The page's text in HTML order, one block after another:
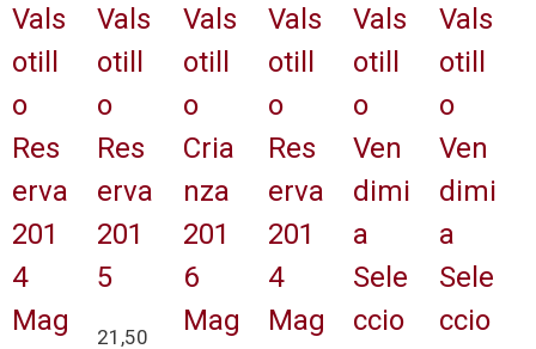
Vals
otill
o
Res
erva
201
4
Mag
Vals
otill
o
Res
erva
201
5
21,50
Vals
otill
o
Cria
nza
201
6
Mag
Vals
otill
o
Res
erva
201
4
Mag
Vals
otill
o
Ven
dimi
a
Sele
ccio
Vals
otill
o
Ven
dimi
a
Sele
ccio